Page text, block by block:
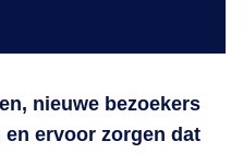
nieuwe bezoekers
ervoor zorgen dat